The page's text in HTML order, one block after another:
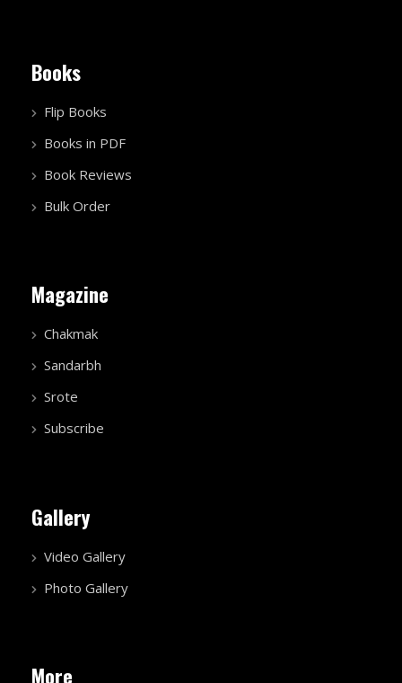
Books
Flip Books
Books in PDF
Book Reviews
Bulk Order
Magazine
Chakmak
Sandarbh
Srote
Subscribe
Gallery
Video Gallery
Photo Gallery
More